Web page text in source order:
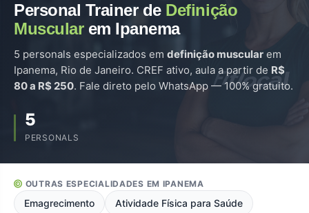
Personal Trainer de Definição
Muscularem Ipanema
5 personals especializados em definição muscular em
Ipanema, Rio de Janeiro. CREF ativo, aula a partir de R$
80 a R$ 250. Fale direto pelo WhatsApp — 100% gratuito.
5
PERSONALS
OUTRAS ESPECIALIDADES EM IPANEMA
Emagrecimento Atividade Física para Saúde